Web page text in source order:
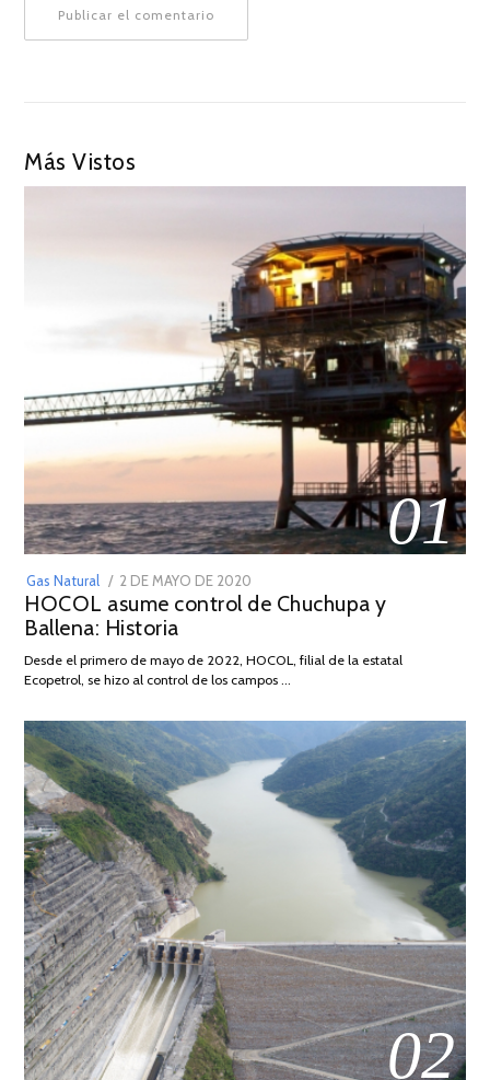
Más Vistos
01
Gas Natural
POSTED
ON
2 DE MAYO DE 2020
DE
2026
HOCOL asume control de Chuchupa y
Ballena: Historia
Desde el primero de mayo de 2022, HOCOL, filial de la estatal
Ecopetrol, se hizo al control de los campos …
02